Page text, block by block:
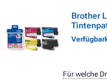
Brother
Für welche